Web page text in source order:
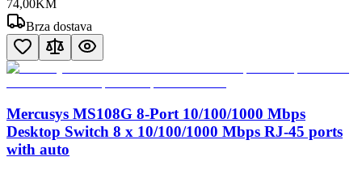
74,00KM
Brza dostava
Mercusys MS108G 8-Port 10/100/1000 Mbps
Desktop Switch 8 x 10/100/1000 Mbps RJ-45 ports
with auto